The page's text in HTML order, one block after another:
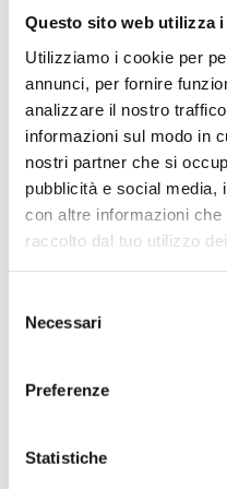
Questo sito web utilizza
Utilizziamo i cookie per
annunci, per fornire
analizzare il nostro
informazioni sul modo in
nostri partner che si
pubblicità e social media,
con altre informazioni
raccolto dal tuo utilizzo
delNecessari
Preferenze
Statistiche
RICHIEDI
Settori
Applicazioni